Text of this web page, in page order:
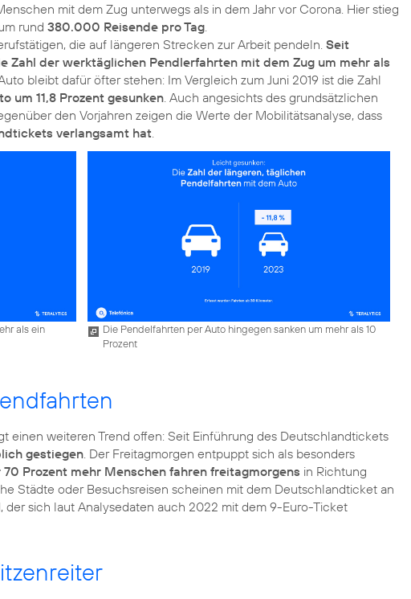
mit dem Zug unterwegs als in dem Jahr vor Corona. Hier stieg
rund 380.000 Reisende pro Tag.
die auf längeren Strecken zur Arbeit pendeln. Seit
Zahl der werktäglichen Pendlerfahrten mit dem Zug um mehr als
bleibt dafür öfter stehen: Im Vergleich zum Juni 2019 ist die Zahl
um 11,8 Prozent gesunken. Auch angesichts des grundsätzlichen
den Vorjahren zeigen die Werte der Mobilitätsanalyse, dass
verlangsamt hat.
als ein
Die Pendelfahrten per Auto hingegen sanken um mehr als 10
Prozent
einen weiteren Trend offen: Seit Einführung des Deutschlandtickets
gestiegen. Der Freitagmorgen entpuppt sich als besonders
70 Prozent mehr Menschen fahren freitagmorgens in Richtung
Städte oder Besuchsreisen scheinen mit dem Deutschlandticket an
der sich laut Analysedaten auch 2022 mit dem 9-Euro-Ticket